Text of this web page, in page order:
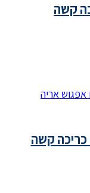
קשה
קשה